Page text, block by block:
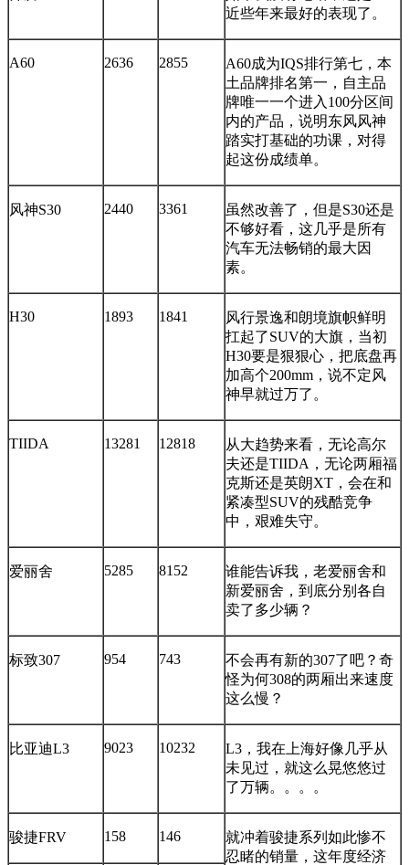
近些年来最好的表现了。
A60 2636 2855
A60成为IQS排行第七，本
土品牌排名第一，自主品
牌唯一一个进入100分区间
内的产品，说明东风风神
踏实打基础的功课，对得
起这份成绩单。
风神S30 2440 3361
虽然改善了，但是S30还是
不够好看，这几乎是所有
汽车无法畅销的最大因
素。
H30 1893 1841
风行景逸和朗境旗帜鲜明
扛起了SUV的大旗，当初
H30要是狠狠心，把底盘再
加高个200mm，说不定风
神早就过万了。
TIIDA 13281 12818
从大趋势来看，无论高尔
夫还是TIIDA，无论两厢福
克斯还是英朗XT，会在和
紧凑型SUV的残酷竞争
中，艰难失守。
爱丽舍 5285 8152
谁能告诉我，老爱丽舍和
新爱丽舍，到底分别各自
卖了多少辆？
标致307 954 743
不会再有新的307了吧？奇
怪为何308的两厢出来速度
这么慢？
比亚迪L3 9023 10232
L3，我在上海好像几乎从
未见过，就这么晃悠悠过
了万辆。。。。
骏捷FRV 158 146
就冲着骏捷系列如此惨不
忍睹的销量，这年度经济